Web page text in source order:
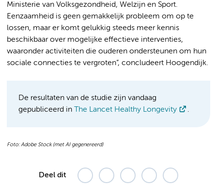
Ministerie van Volksgezondheid, Welzijn en Sport.
Eenzaamheid is geen gemakkelijk probleem om op te
lossen, maar er komt gelukkig steeds meer kennis
beschikbaar over mogelijke effectieve interventies,
waaronder activiteiten die ouderen ondersteunen om hun
sociale connecties te vergroten”, concludeert Hoogendijk.
De resultaten van de studie zijn vandaag
gepubliceerd in
The Lancet Healthy Longevity .
Foto: Adobe Stock (met AI gegenereerd)
Deel dit